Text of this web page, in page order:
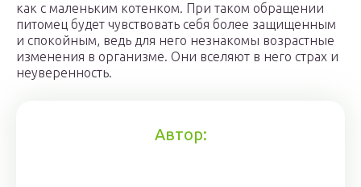
как с маленьким котенком. При таком обращении
питомец будет чувствовать себя более защищенным
и спокойным, ведь для него незнакомы возрастные
изменения в организме. Они вселяют в него страх и
неуверенность.
Автор: